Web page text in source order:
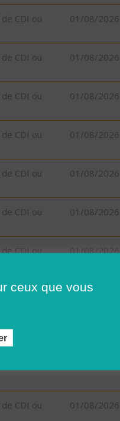
CDI ou
01/08/2026
CDI ou
01/08/2026
CDI ou
01/08/2026
CDI ou
01/08/2026
CDI ou
01/08/2026
CDI ou
01/08/2026
CDI ou
01/08/2026
CDI ou
01/08/2026
CDI ou
CDI ou
01/08/2026
ceux que vous